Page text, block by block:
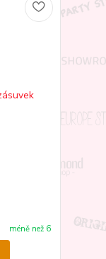
méně než 6